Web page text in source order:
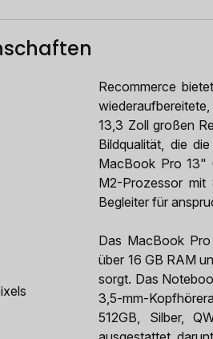
Recommerce
13,3 Zoll großen
Bildqualität, die
MacBook Pro 13"
M2-Prozessor mit
Begleiter für
Das MacBook
über 16 GB RAM
sorgt. Das
3,5-mm-
512GB, Silber,